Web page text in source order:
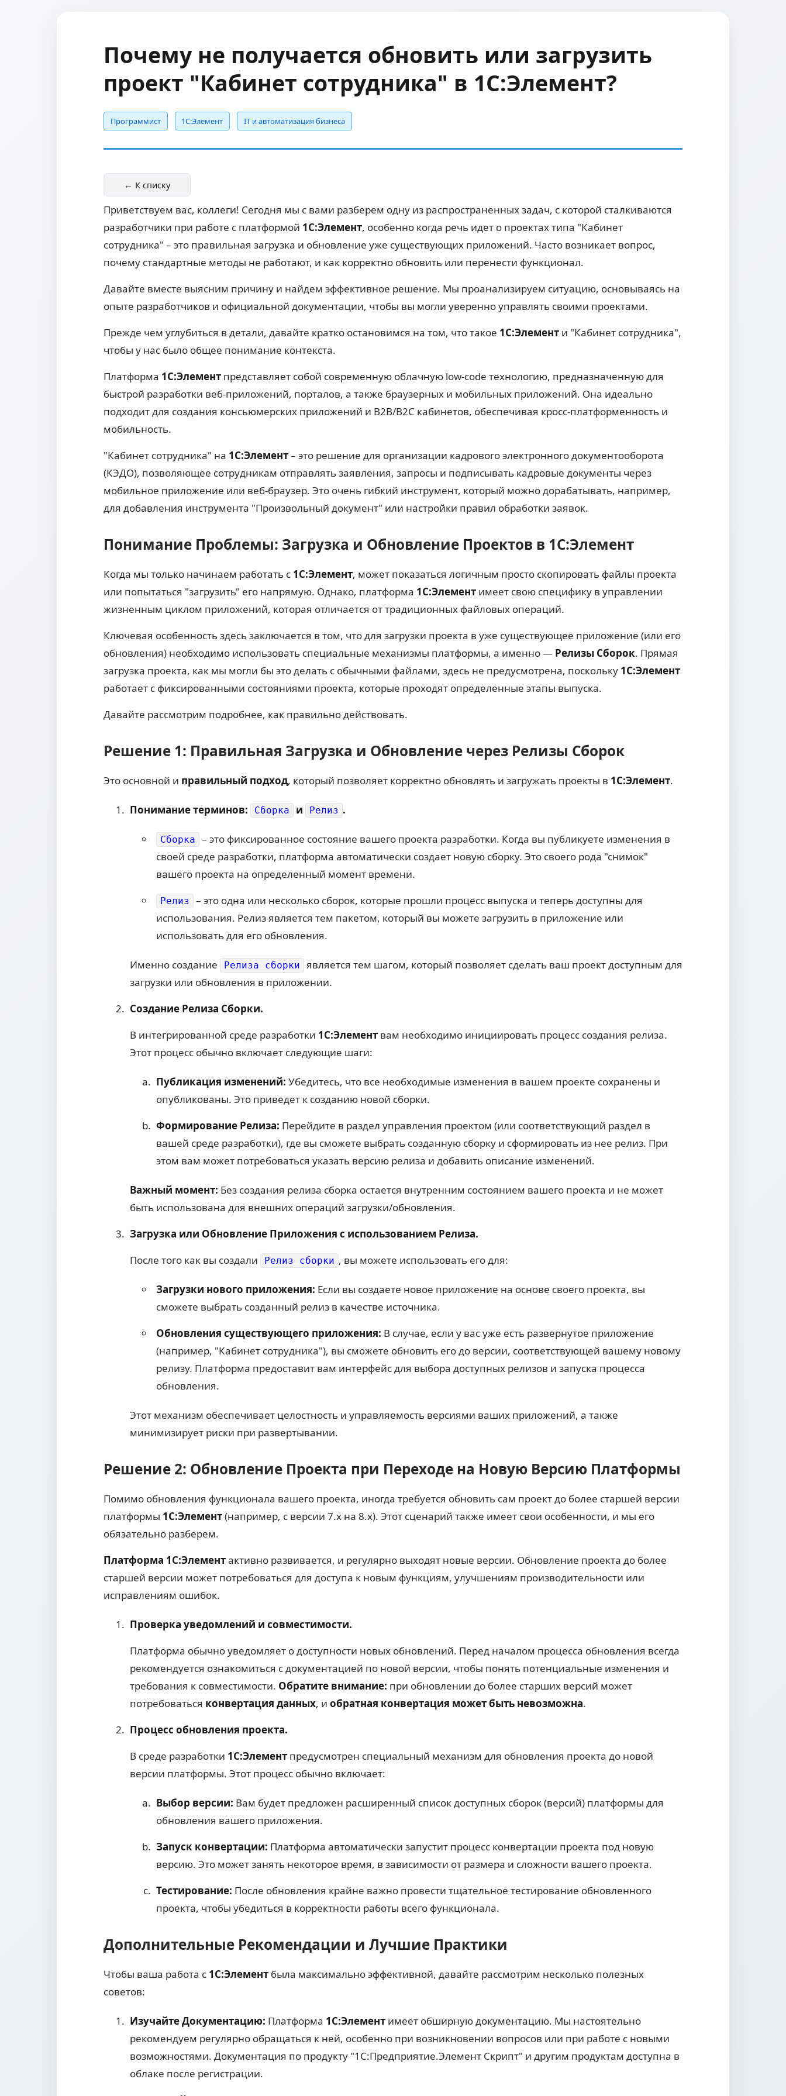
Почему не получается обновить или загрузить
проект "Кабинет сотрудника" в 1С:Элемент?
Программист 1С:Элемент IT и автоматизация бизнеса
← К списку
Приветствуем вас, коллеги! Сегодня мы с вами разберем одну из распространенных задач, с которой сталкиваются
разработчики при работе с платформой 1С:Элемент, особенно когда речь идет о проектах типа "Кабинет
сотрудника" – это правильная загрузка и обновление уже существующих приложений. Часто возникает вопрос,
почему стандартные методы не работают, и как корректно обновить или перенести функционал.
Давайте вместе выясним причину и найдем эффективное решение. Мы проанализируем ситуацию, основываясь на
опыте разработчиков и официальной документации, чтобы вы могли уверенно управлять своими проектами.
Прежде чем углубиться в детали, давайте кратко остановимся на том, что такое 1С:Элемент и "Кабинет сотрудника",
чтобы у нас было общее понимание контекста.
Платформа 1С:Элемент представляет собой современную облачную low-code технологию, предназначенную для
быстрой разработки веб-приложений, порталов, а также браузерных и мобильных приложений. Она идеально
подходит для создания консьюмерских приложений и B2B/B2C кабинетов, обеспечивая кросс-платформенность и
мобильность.
"Кабинет сотрудника" на 1С:Элемент– это решение для организации кадрового электронного документооборота
(КЭДО), позволяющее сотрудникам отправлять заявления, запросы и подписывать кадровые документы через
мобильное приложение или веб-браузер. Это очень гибкий инструмент, который можно дорабатывать, например,
для добавления инструмента "Произвольный документ" или настройки правил обработки заявок.
Понимание Проблемы: Загрузка и Обновление Проектов в 1С:Элемент
Когда мы только начинаем работать с 1С:Элемент, может показаться логичным просто скопировать файлы проекта
или попытаться "загрузить" его напрямую. Однако, платформа 1С:Элемент имеет свою специфику в управлении
жизненным циклом приложений, которая отличается от традиционных файловых операций.
Ключевая особенность здесь заключается в том, что для загрузки проекта в уже существующее приложение (или его
обновления) необходимо использовать специальные механизмы платформы, а именно — Релизы Сборок. Прямая
загрузка проекта, как мы могли бы это делать с обычными файлами, здесь не предусмотрена, поскольку 1С:Элемент
работает с фиксированными состояниями проекта, которые проходят определенные этапы выпуска.
Давайте рассмотрим подробнее, как правильно действовать.
Решение 1: Правильная Загрузка и Обновление через Релизы Сборок
Это основной и правильный подход, который позволяет корректно обновлять и загружать проекты в 1С:Элемент.
Понимание терминов: Сборка и Релиз .
Сборка
– это фиксированное состояние вашего проекта разработки. Когда вы публикуете изменения в
своей среде разработки, платформа автоматически создает новую сборку. Это своего рода "снимок"
вашего проекта на определенный момент времени.
Релиз
– это одна или несколько сборок, которые прошли процесс выпуска и теперь доступны для
использования. Релиз является тем пакетом, который вы можете загрузить в приложение или
использовать для его обновления.
Именно создание Релиза сборки
является тем шагом, который позволяет сделать ваш проект доступным для
загрузки или обновления в приложении.
Создание Релиза Сборки.
В интегрированной среде разработки 1С:Элемент вам необходимо инициировать процесс создания релиза.
Этот процесс обычно включает следующие шаги:
Публикация изменений: Убедитесь, что все необходимые изменения в вашем проекте сохранены и
опубликованы. Это приведет к созданию новой сборки.
Формирование Релиза: Перейдите в раздел управления проектом (или соответствующий раздел в
вашей среде разработки), где вы сможете выбрать созданную сборку и сформировать из нее релиз. При
этом вам может потребоваться указать версию релиза и добавить описание изменений.
Важный момент: Без создания релиза сборка остается внутренним состоянием вашего проекта и не может
быть использована для внешних операций загрузки/обновления.
Загрузка или Обновление Приложения с использованием Релиза.
После того как вы создали
Релиз сборки , вы можете использовать его для:
Загрузки нового приложения: Если вы создаете новое приложение на основе своего проекта, вы
сможете выбрать созданный релиз в качестве источника.
Обновления существующего приложения: В случае, если у вас уже есть развернутое приложение
(например, "Кабинет сотрудника"), вы сможете обновить его до версии, соответствующей вашему новому
релизу. Платформа предоставит вам интерфейс для выбора доступных релизов и запуска процесса
обновления.
Этот механизм обеспечивает целостность и управляемость версиями ваших приложений, а также
минимизирует риски при развертывании.
Решение 2: Обновление Проекта при Переходе на Новую Версию Платформы
Помимо обновления функционала вашего проекта, иногда требуется обновить сам проект до более старшей версии
платформы 1С:Элемент(например, с версии 7.x на 8.x). Этот сценарий также имеет свои особенности, и мы его
обязательно разберем.
Платформа 1С:Элементактивно развивается, и регулярно выходят новые версии. Обновление проекта до более
старшей версии может потребоваться для доступа к новым функциям, улучшениям производительности или
исправлениям ошибок.
Проверка уведомлений и совместимости.
Платформа обычно уведомляет о доступности новых обновлений. Перед началом процесса обновления всегда
рекомендуется ознакомиться с документацией по новой версии, чтобы понять потенциальные изменения и
требования к совместимости. Обратите внимание: при обновлении до более старших версий может
потребоваться конвертация данных, и обратная конвертация может быть невозможна.
Процесс обновления проекта.
В среде разработки 1С:Элемент предусмотрен специальный механизм для обновления проекта до новой
версии платформы. Этот процесс обычно включает:
Выбор версии: Вам будет предложен расширенный список доступных сборок (версий) платформы для
обновления вашего приложения.
Запуск конвертации: Платформа автоматически запустит процесс конвертации проекта под новую
версию. Это может занять некоторое время, в зависимости от размера и сложности вашего проекта.
Тестирование: После обновления крайне важно провести тщательное тестирование обновленного
проекта, чтобы убедиться в корректности работы всего функционала.
Дополнительные Рекомендации и Лучшие Практики
Чтобы ваша работа с 1С:Элемент была максимально эффективной, давайте рассмотрим несколько полезных
советов:
Изучайте Документацию: Платформа 1С:Элемент имеет обширную документацию. Мы настоятельно
рекомендуем регулярно обращаться к ней, особенно при возникновении вопросов или при работе с новыми
возможностями. Документация по продукту "1С:Предприятие.Элемент Скрипт" и другим продуктам доступна в
облаке после регистрации.